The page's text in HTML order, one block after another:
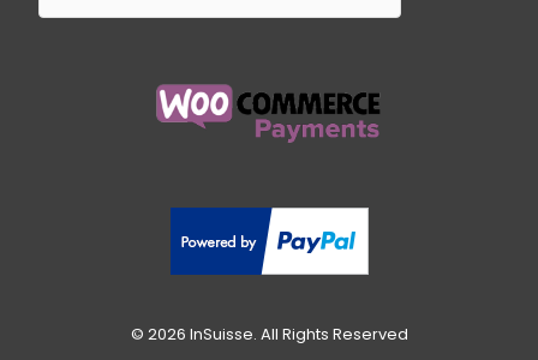
© 2026 InSuisse. All Rights Reserved